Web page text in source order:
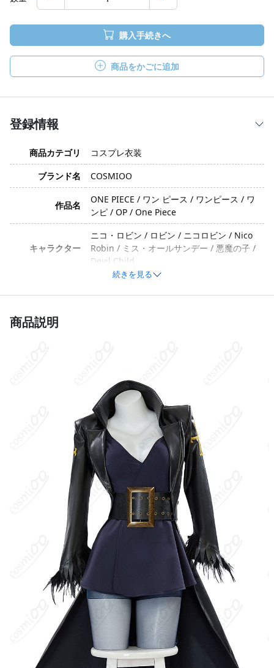
購入手続きへ
商品をかごに追加
登録情報
商品カテゴリ
コスプレ衣装
ブランド名
COSMIOO
作品名
ONE PIECE / ワン ピース / ワンピース / ワ
ンピ / OP / One Piece
キャラクター
ニコ・ロビン / ロビン / ニコロビン / Nico
Robin / ミス・オールサンデー / 悪魔の子 /
Devil Child
場合があります。
S、M、L、XL
発送予定
加工に7～15営業日、配送に5～7営業日（※
土日祝除く）、合計で12～22営業日程度で
お届け
支払い方法
クレジットカード（VISA、Master、JCB、
Discover、AMERICAN EXPRESS）、
PayPal、銀行振込
着用シーン
コスプレイベント、写真撮影、舞台、公
演、ハロウィン、アニメコン、パーティー
収納方法
ハンガーに吊るす、収納ケースに入れる、
商品状態
新品未使用
洗濯方法
手洗い推奨、漂白不可
ニコ・ロビンは、尾田栄一郎による漫画『ONE PIECE』に登場す
る麦わらの一味の考古学者（7人目の仲間）。西の海（ウエストブ
続きを見る
商品説明